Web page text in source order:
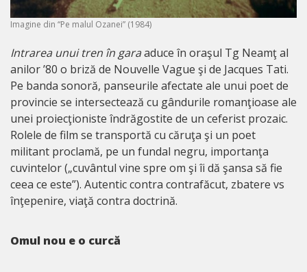
Imagine din “Pe malul Ozanei” (1984)
Intrarea unui tren în garaaduce în oraşul Tg Neamţ al
anilor ’80 o briză de Nouvelle Vague şi de Jacques Tati.
Pe banda sonoră, panseurile afectate ale unui poet de
provincie se intersectează cu gândurile romanţioase ale
unei proiecţioniste îndrăgostite de un ceferist prozaic.
Rolele de film se transportă cu căruţa şi un poet
militant proclamă, pe un fundal negru, importanţa
cuvintelor („cuvântul vine spre om şi îi dă şansa să fie
ceea ce este”). Autentic contra contrafăcut, zbatere vs
înţepenire, viaţă contra doctrină.
Omul nou e o curcă